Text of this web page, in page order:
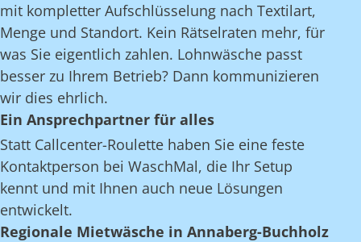
mit kompletter Aufschlüsselung nach Textilart,
Menge und Standort. Kein Rätselraten mehr, für
was Sie eigentlich zahlen. Lohnwäsche passt
besser zu Ihrem Betrieb? Dann kommunizieren
wir dies ehrlich.
Ein Ansprechpartner für alles
Statt Callcenter-Roulette haben Sie eine feste
Kontaktperson bei WaschMal, die Ihr Setup
kennt und mit Ihnen auch neue Lösungen
entwickelt.
Regionale Mietwäsche in Annaberg-Buchholz